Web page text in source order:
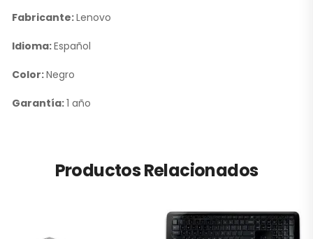
Fabricante:Lenovo
Idioma:Español
Color:Negro
Garantía:1 año
Productos Relacionados